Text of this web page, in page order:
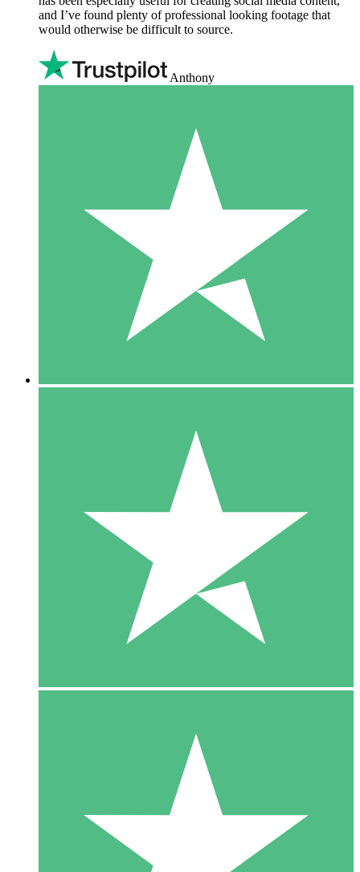
and I’ve found plenty of professional looking footage that
would otherwise be difficult to source.
Anthony